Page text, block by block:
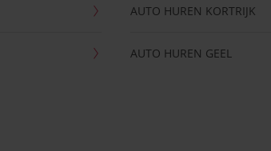
AUTO HUREN KORTRIJK
AUTO HUREN GEEL